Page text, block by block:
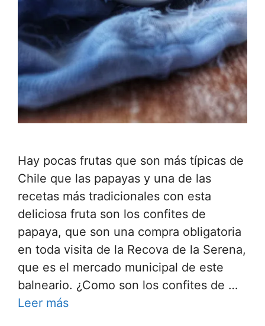
Hay pocas frutas que son más típicas de
Chile que las papayas y una de las
recetas más tradicionales con esta
deliciosa fruta son los confites de
papaya, que son una compra obligatoria
en toda visita de la Recova de la Serena,
que es el mercado municipal de este
balneario. ¿Como son los confites de …
Leer más